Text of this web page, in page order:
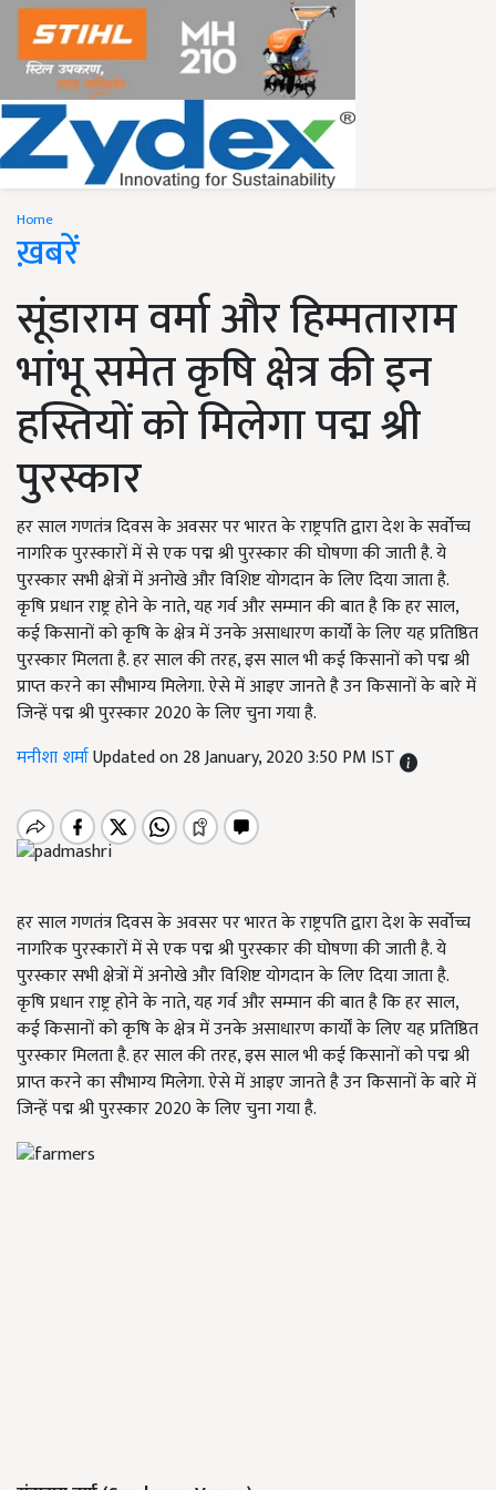
Home
ख़बरें
सूंडाराम वर्मा और हिम्मताराम
भांभू समेत कृषि क्षेत्र की इन
हस्तियों को मिलेगा पद्म श्री
पुरस्कार
हर साल गणतंत्र दिवस के अवसर पर भारत के राष्ट्रपति द्वारा देश के सर्वोच्च
नागरिक पुरस्कारों में से एक पद्म श्री पुरस्कार की घोषणा की जाती है. ये
पुरस्कार सभी क्षेत्रों में अनोखे और विशिष्ट योगदान के लिए दिया जाता है.
कृषि प्रधान राष्ट्र होने के नाते, यह गर्व और सम्मान की बात है कि हर साल,
कई किसानों को कृषि के क्षेत्र में उनके असाधारण कार्यों के लिए यह प्रतिष्ठित
पुरस्कार मिलता है. हर साल की तरह, इस साल भी कई किसानों को पद्म श्री
प्राप्त करने का सौभाग्य मिलेगा. ऐसे में आइए जानते है उन किसानों के बारे में
जिन्हें पद्म श्री पुरस्कार 2020 के लिए चुना गया है.
मनीशा शर्माUpdated on 28 January, 2020 3:50 PM IST
हर साल गणतंत्र दिवस के अवसर पर भारत के राष्ट्रपति द्वारा देश के सर्वोच्च
नागरिक पुरस्कारों में से एक पद्म श्री पुरस्कार की घोषणा की जाती है. ये
पुरस्कार सभी क्षेत्रों में अनोखे और विशिष्ट योगदान के लिए दिया जाता है.
कृषि प्रधान राष्ट्र होने के नाते, यह गर्व और सम्मान की बात है कि हर साल,
कई किसानों को कृषि के क्षेत्र में उनके असाधारण कार्यों के लिए यह प्रतिष्ठित
पुरस्कार मिलता है. हर साल की तरह, इस साल भी कई किसानों को पद्म श्री
प्राप्त करने का सौभाग्य मिलेगा. ऐसे में आइए जानते है उन किसानों के बारे में
जिन्हें पद्म श्री पुरस्कार 2020 के लिए चुना गया है.